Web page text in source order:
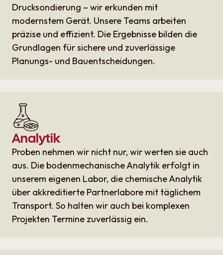
Drucksondierung – wir erkunden mit
modernstem Gerät. Unsere Teams arbeiten
präzise und effizient. Die Ergebnisse bilden die
Grundlagen für sichere und zuverlässige
Planungs- und Bauentscheidungen.
Analytik
Proben nehmen wir nicht nur, wir werten sie auch
aus. Die bodenmechanische Analytik erfolgt in
unserem eigenen Labor, die chemische Analytik
über akkreditierte Partnerlabore mit täglichem
Transport. So halten wir auch bei komplexen
Projekten Termine zuverlässig ein.